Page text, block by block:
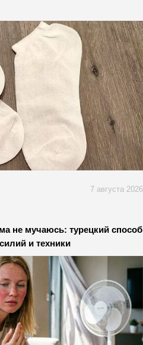
7 августа 2026
не мучаюсь: турецкий способ
и техники